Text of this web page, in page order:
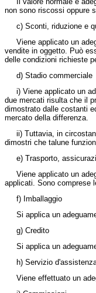
non sono riscossi oppure
c) Sconti, riduzione e
Viene applicato un
vendite in oggetto. Può
delle condizioni richieste
d) Stadio commerciale
i) Viene applicato un
due mercati risulta che il
dimostrato dalle costanti
mercato della differenza.
ii) Tuttavia, in
dimostri che talune
e) Trasporto,
Viene applicato un
applicati. Sono comprese
f) Imballaggio
Si applica un
g) Credito
Si applica un
h) Servizio
Viene effettuato un